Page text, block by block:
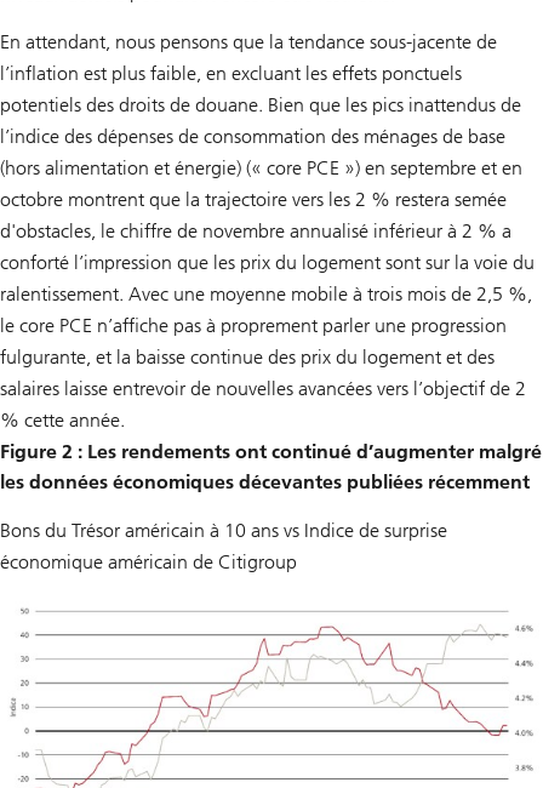
En attendant, nous pensons que la tendance sous-jacente de
l’inflation est plus faible, en excluant les effets ponctuels
potentiels des droits de douane. Bien que les pics inattendus de
l’indice des dépenses de consommation des ménages de base
(hors alimentation et énergie) (« core PCE ») en septembre et en
octobre montrent que la trajectoire vers les 2 % restera semée
d'obstacles, le chiffre de novembre annualisé inférieur à 2 % a
conforté l’impression que les prix du logement sont sur la voie du
ralentissement. Avec une moyenne mobile à trois mois de 2,5 %,
le core PCE n’affiche pas à proprement parler une progression
fulgurante, et la baisse continue des prix du logement et des
salaires laisse entrevoir de nouvelles avancées vers l’objectif de 2
% cette année.
Figure 2 : Les rendements ont continué d’augmenter malgré
les données économiques décevantes publiées récemment
Bons du Trésor américain à 10 ans vs Indice de surprise
économique américain de Citigroup